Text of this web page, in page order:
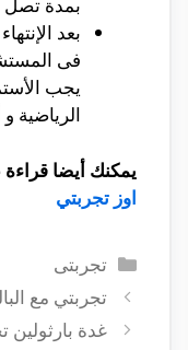
بعد
فى
يجب
الرياضية
يمكنك أيضا
اوز تجربتي
التصنيفات
تجربتى
تجربتي مع
غدة بارثولين